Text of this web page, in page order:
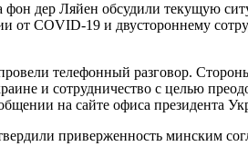
дер Ляйен обсудили текущую
COVID-19 и двустороннему
телефонный разговор.
и сотрудничество с целью
на сайте офиса президента
приверженность минским